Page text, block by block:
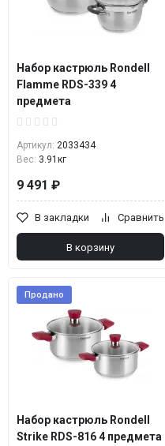
Набор кастрюль Rondell
Flamme RDS-339 4
предмета
Артикул: 2033434
Вес: 3.91кг
9 491 ₽
В закладки Сравнить
В корзину
Продано
Набор кастрюль Rondell
Strike RDS-816 4 предмета